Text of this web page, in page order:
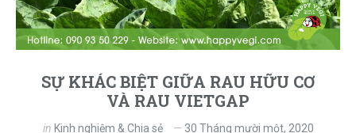
SỰ KHÁC BIỆT GIỮA RAU HỮU CƠ
VÀ RAU VIETGAP
in Kinh nghiệm & Chia sẻ 30 Tháng mười một, 2020